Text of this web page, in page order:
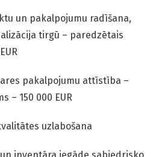
un pakalpojumu radīšana,
tirgū – paredzētais
pakalpojumu attīstība –
– 150 000 EUR
uzlabošana